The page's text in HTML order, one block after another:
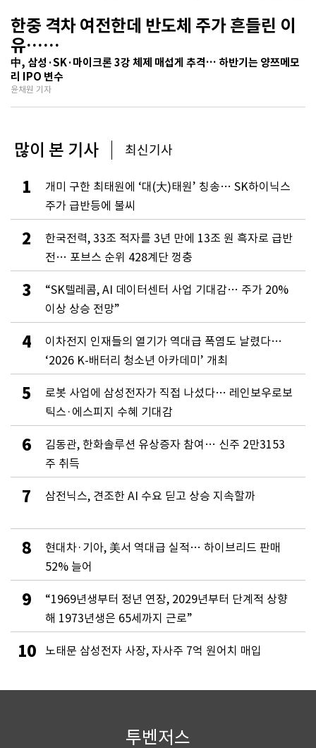
한중 격차 여전한데 반도체 주가 흔들린 이
유…
기술보다 무서운 ‘과점 균열’ 공포
中, 삼성·SK·마이크론 3강 체제 매섭게 추격… 하반기는 양쯔메모
리 IPO 변수
윤채원 기자
많이 본 기사 최신기사
1
개미 구한 최태원에 ‘대(大)태원’ 칭송… SK하이닉스
주가 급반등에 불씨
2
한국전력, 33조 적자를 3년 만에 13조 원 흑자로 급반
전… 포브스 순위 428계단 껑충
3
“SK텔레콤, AI 데이터센터 사업 기대감… 주가 20%
이상 상승 전망”
4
이차전지 인재들의 열기가 역대급 폭염도 날렸다…
‘2026 K-배터리 청소년 아카데미’ 개최
5
로봇 사업에 삼성전자가 직접 나섰다… 레인보우로보
틱스·에스피지 수혜 기대감
6
김동관, 한화솔루션 유상증자 참여… 신주 2만3153
주 취득
7 삼전닉스, 견조한 AI 수요 딛고 상승 지속할까
8
현대차·기아, 美서 역대급 실적… 하이브리드 판매
52% 늘어
9
“1969년생부터 정년 연장, 2029년부터 단계적 상향
해 1973년생은 65세까지 근로”
10 노태문 삼성전자 사장, 자사주 7억 원어치 매입
투벤저스